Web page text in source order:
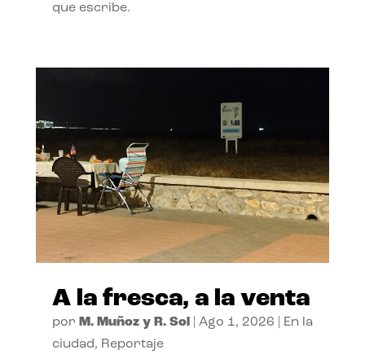
que escribe.
A la fresca, a la venta
por M. Muñoz y R. Sol| Ago 1, 2026
En la
ciudad, Reportaje